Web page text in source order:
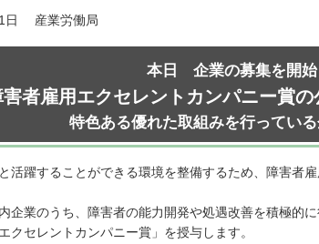
日 産業労働局
本日 企業の募集を開始
害者雇用エクセレントカンパニー賞の
特色ある優れた取組みを行ってい
活躍することができる環境を整備するため、障害者
企業のうち、障害者の能力開発や処遇改善を積極的
クセレントカンパニー賞」を授与します。